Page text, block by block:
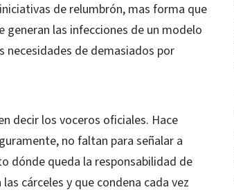
de relumbrón, mas forma que
las infecciones de un modelo
necesidades de demasiados por
decir los voceros oficiales. Hace
no faltan para señalar a
dónde queda la responsabilidad de
cárceles y que condena cada vez